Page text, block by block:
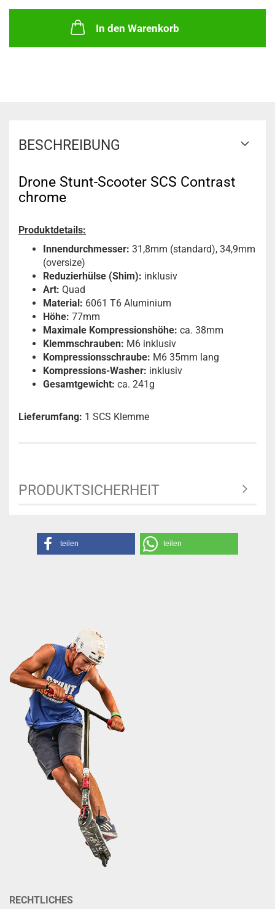
In den Warenkorb
BESCHREIBUNG
Drone Stunt-Scooter SCS Contrast
chrome
Produktdetails:
Innendurchmesser: 31,8mm (standard), 34,9mm
(oversize)
Reduzierhülse (Shim): inklusiv
Art: Quad
Material: 6061 T6 Aluminium
Höhe: 77mm
Maximale Kompressionshöhe: ca. 38mm
Klemmschrauben: M6 inklusiv
Kompressionsschraube: M6 35mm lang
Kompressions-Washer: inklusiv
Gesamtgewicht: ca. 241g
Lieferumfang: 1 SCS Klemme
PRODUKTSICHERHEIT
teilen teilen
RECHTLICHES